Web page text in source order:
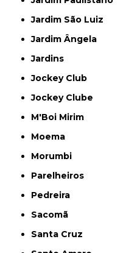
Jardim São Luiz
Jardim Ângela
Jardins
Jockey Club
Jockey Clube
M'Boi Mirim
Moema
Morumbi
Parelheiros
Pedreira
Sacomã
Santa Cruz